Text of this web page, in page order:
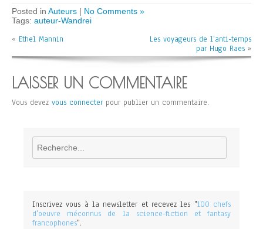
Posted in Auteurs | No Comments »
Tags: auteur-Wandrei
« Ethel Mannin
Les voyageurs de l’anti-temps
par Hugo Raes »
LAISSER UN COMMENTAIRE
Vous devez vous connecter pour publier un commentaire.
Rechercher
Inscrivez vous à la newsletter et recevez les "100 chefs
d'oeuvre méconnus de la science-fiction et fantasy
francophones".